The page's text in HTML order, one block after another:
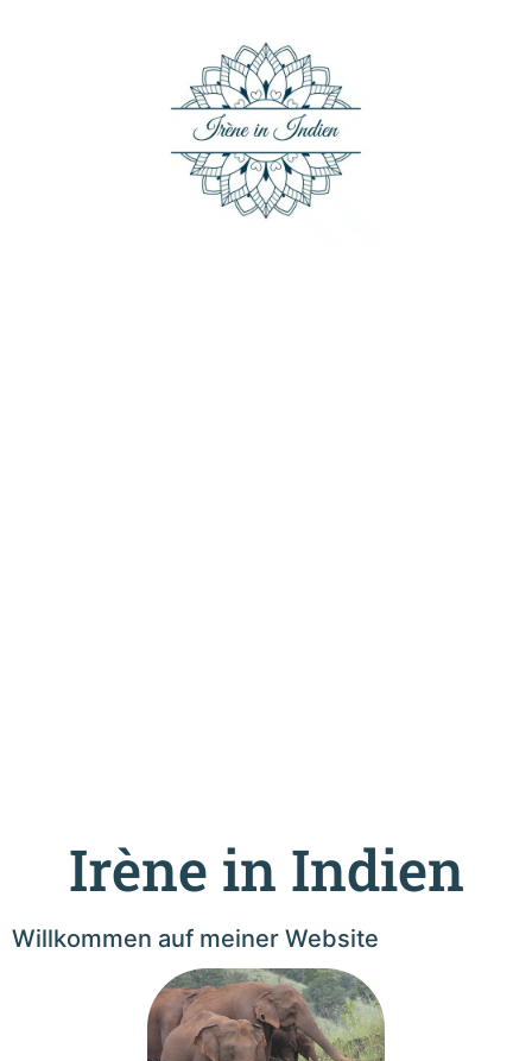
Irène in Indien
Willkommen auf meiner Website